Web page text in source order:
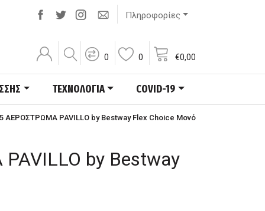
Πληροφορίες
0 0 €0,00
ΤΕΧΝΟΛΟΓΙΑ COVID-19
ΑΕΡΟΣΤΡΩΜΑ PAVILLO by Bestway Flex Choice Μονό
by Bestway